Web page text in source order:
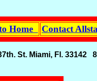
Home Contact
St. Miami, Fl. 33142